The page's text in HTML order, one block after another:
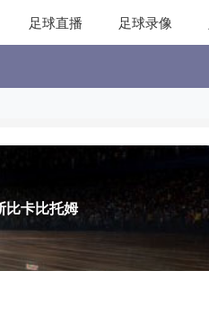
足球直播 足球录像
比卡比托姆